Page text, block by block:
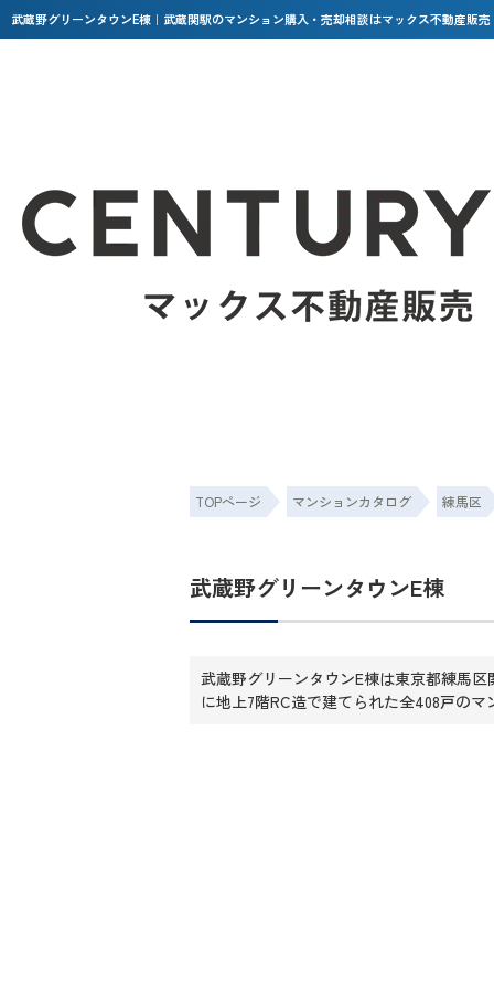
武蔵野グリーンタウンE棟｜武蔵関駅のマンション購入・売却相談はマックス不動産販
TOPページ マンションカタログ 練馬区
武蔵野グリーンタウンE棟
武蔵野グリーンタウンE棟は東京都練馬
に地上7階RC造で建てられた全408戸のマ